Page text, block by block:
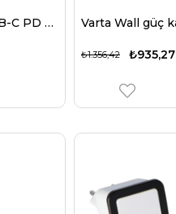
100W'a kadar USB-C PD şarj ve senkronizasyon kablosu, siyah
₺935,27
₺1.356,42